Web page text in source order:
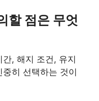
할 점은 무엇
, 해지 조건, 유지
히 선택하는 것이